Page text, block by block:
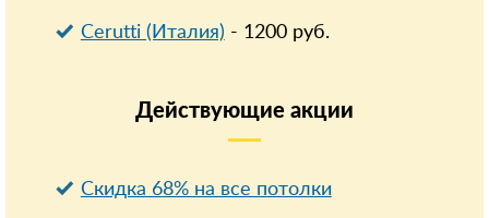
Cerutti (Италия) - 1200руб.
Действующие акции
Скидка 68% на все потолки